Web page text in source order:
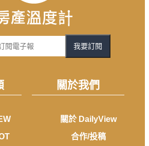
我要訂閱
關於我們
關於 DailyView
合作/投稿